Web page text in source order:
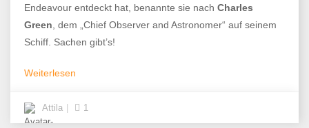
Endeavour entdeckt hat, benannte sie nach Charles
Green , dem „Chief Observer and Astronomer“ auf seinem
Schiff. Sachen gibt’s!
Weiterlesen
Attila 1